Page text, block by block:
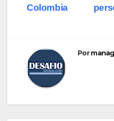
Colombia
Por